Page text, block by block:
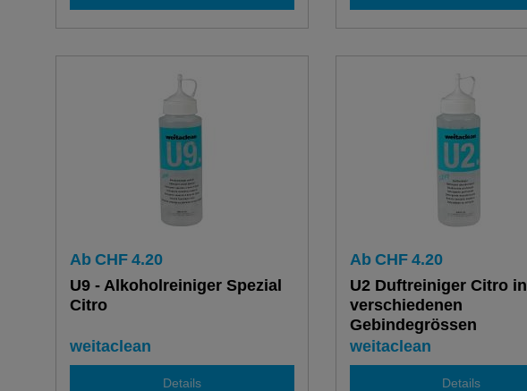
Ab CHF 4.20
U9 - Alkoholreiniger Spezial
Citro
weitaclean
Details
Ab CHF 4.20
U2 Duftreiniger Citro in
verschiedenen
Gebindegrössen
weitaclean
Details